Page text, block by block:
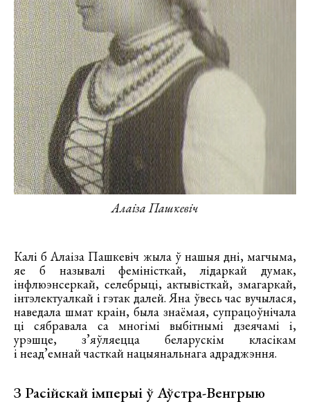
Алаіза Пашкевіч
Калі б Алаіза Пашкевіч жыла ў нашыя дні, магчыма,
яе б называлі феміністкай, лідаркай думак,
інфлюэнсеркай, селебрыці, актывісткай, змагаркай,
інтэлектуалкай і гэтак далей. Яна ўвесь час вучылася,
наведала шмат краін, была знаёмая, супрацоўнічала
ці сябравала са многімі выбітнымі дзеячамі і,
урэшце, з’яўляецца беларускім класікам
і неад’емнай часткай нацыянальнага адраджэння.
З Расійскай імперыі ў Аўстра-Венгрыю